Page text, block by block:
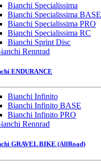
Bianchi Specialissima
Bianchi Specialissima BASE
Bianchi Specialissima PRO
Bianchi Specialissima RC
Bianchi Sprint Disc
ENDURANCE
Bianchi Infinito
Bianchi Infinito BASE
Bianchi Infinito PRO
GRAVEL BIKE (AllRoad)